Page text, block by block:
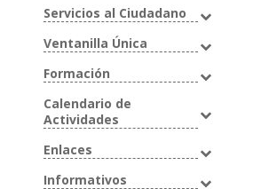
Servicios al Ciudadano
Ventanilla Única
Formación
Calendario de
Actividades
Enlaces
Informativos